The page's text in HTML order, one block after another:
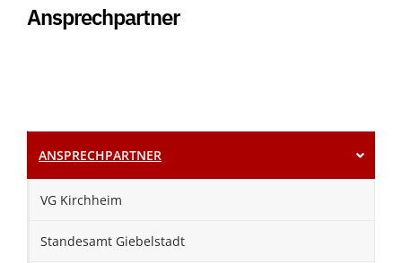
ANSPRECHPARTNER
VG Kirchheim
Standesamt Giebelstadt
Ansprechpartner